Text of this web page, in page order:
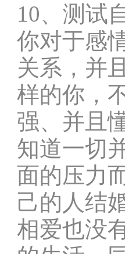
10、测试
你对于感
关系，并
样的你，
强、并且
知道一切
面的压力
己的人结
相爱也没